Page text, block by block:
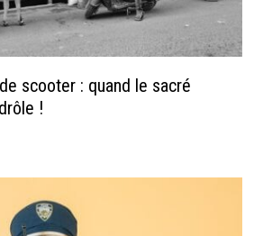
scooter : quand le sacré
!